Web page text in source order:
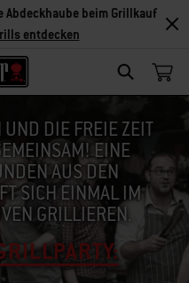
SEARCH
Abdeckhaube beim Grillkauf
entdecken
DIE FREIE ZEIT
EINE
AUS DEN
SICH EINMAL IM
GRILLIEREN.